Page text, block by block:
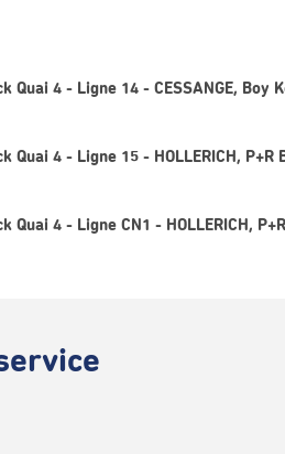
Quai 4 - Ligne 14 - CESSANGE, Boy
Quai 4 - Ligne 15 - HOLLERICH, P+R
Quai 4 - Ligne CN1 - HOLLERICH,